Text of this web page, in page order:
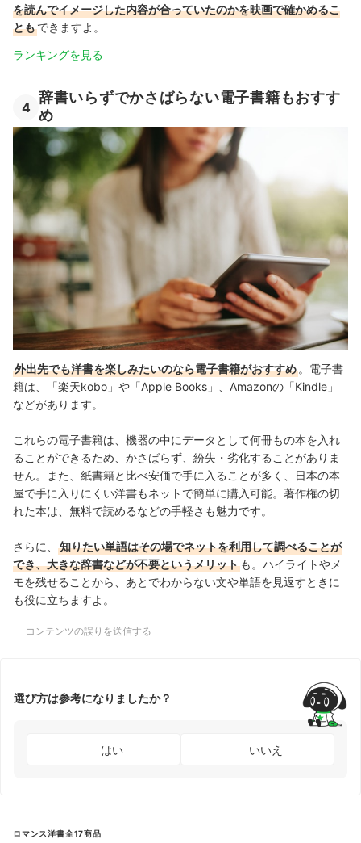
を読んでイメージした内容が合っていたのかを映画で確かめるこ
ともできますよ。
ランキングを見る
4
辞書いらずでかさばらない電子書籍もおすす
め
外出先でも洋書を楽しみたいのなら電子書籍がおすすめ 。電子書
籍は、「楽天kobo」や「Apple Books」、Amazonの「Kindle」
などがあります。
これらの電子書籍は、機器の中にデータとして何冊もの本を入れ
ることができるため、かさばらず、紛失・劣化することがありま
せん。また、紙書籍と比べ安価で手に入ることが多く、日本の本
屋で手に入りにくい洋書もネットで簡単に購入可能。著作権の切
れた本は、無料で読めるなどの手軽さも魅力です。
さらに、
知りたい単語はその場でネットを利用して調べることが
でき、大きな辞書などが不要というメリット も。ハイライトやメ
モを残せることから、あとでわからない文や単語を見返すときに
も役に立ちますよ。
コンテンツの誤りを送信する
選び方は参考になりましたか？
はい いいえ
ロマンス洋書全17商品